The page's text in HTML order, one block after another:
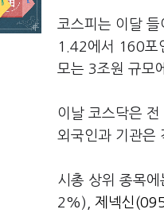
코스피는 이달
1.42에서 160포
모는 3조원 규모
이날 코스닥은
외국인과 기관은
시총 상위 종목에
2%), 제넥신